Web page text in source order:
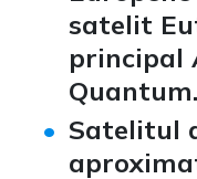
satelit
principal
Quantum.
Satelitul